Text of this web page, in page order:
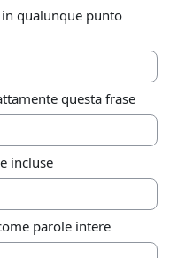
qualunque punto
questa frase
incluse
parole intere